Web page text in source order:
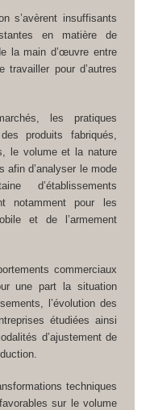
s’avèrent insuffisants
en matière de
la main d’œuvre entre
travailler pour d’autres
les pratiques
produits fabriqués,
le volume et la nature
afin d’analyser le mode
d’établissements
notamment pour les
et de l’armement
commerciaux
une part la situation
l’évolution des
étudiées ainsi
d’ajustement de
techniques
sur le volume